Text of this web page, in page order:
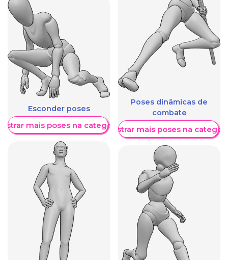
Esconder poses
mais poses na categoria
Poses dinâmicas de
combate
Mostrar mais poses na